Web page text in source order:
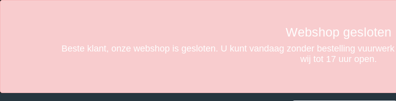
Webshop gesloten
Beste klant, onze webshop is gesloten. U kunt vandaag zonder bestelling
wij tot 17 uur open.